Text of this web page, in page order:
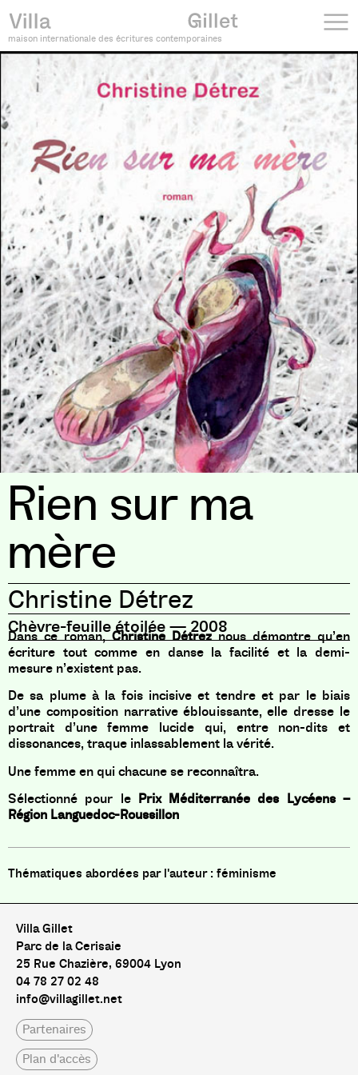
maison internationale des écritures contemporaines
Rien sur ma
mère
Christine Détrez
Chèvre-feuille étoilée— 2008
Dans ce roman,Christine Détreznous démontre qu’en
écriture tout comme en danse la facilité et la demi-
mesure n’existent pas.
De sa plume à la fois incisive et tendre et par le biais
d’une composition narrative éblouissante, elle dresse le
portrait d’une femme lucide qui, entre non-dits et
dissonances, traque inlassablement la vérité.
Une femme en qui chacune se reconnaîtra.
Sélectionné pour le Prix Méditerranée des Lycéens –
Région Languedoc-Roussillon
féminisme
Villa Gillet
Parc de la Cerisaie
25 Rue Chazière, 69004 Lyon
04 78 27 02 48
info@villagillet.net
Partenaires
Plan d'accès